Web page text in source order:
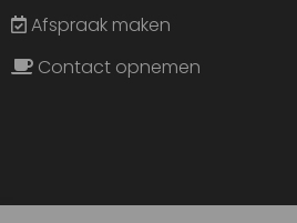
Afspraak maken
Contact opnemen